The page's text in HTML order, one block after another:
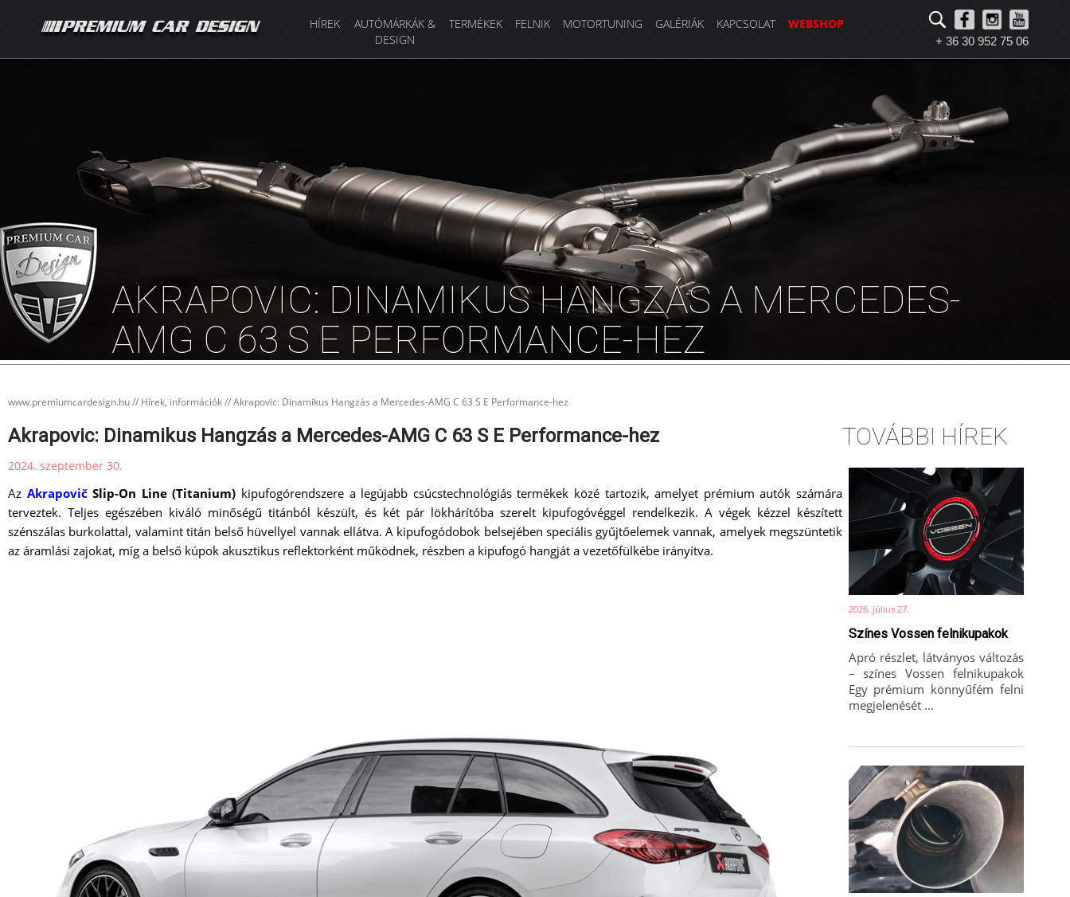
HÍREK
AUTÓMÁRKÁK &
DESIGN
TERMÉKEK FELNIK MOTORTUNING GALÉRIÁK KAPCSOLAT WEBSHOP
+ 36 30 952 75 06
AKRAPOVIC: DINAMIKUS HANGZÁS A MERCEDES-
AMG C 63 S E PERFORMANCE-HEZ
www.premiumcardesign.hu// Hírek, információk//Akrapovic: Dinamikus Hangzás a Mercedes-AMG C 63 S E Performance-hez
Akrapovic: Dinamikus Hangzás a Mercedes-AMG C 63 S E Performance-hez
2024. szeptember 30.
Az AkrapovičSlip-On Line (Titanium) kipufogórendszere a legújabb csúcstechnológiás termékek közé tartozik, amelyet prémium autók számára
terveztek. Teljes egészében kiváló minőségű titánból készült, és két pár lökhárítóba szerelt kipufogóvéggel rendelkezik. A végek kézzel készített
szénszálas burkolattal, valamint titán belső hüvellyel vannak ellátva. A kipufogódobok belsejében speciális gyűjtőelemek vannak, amelyek megszüntetik
az áramlási zajokat, míg a belső kúpok akusztikus reflektorként működnek, részben a kipufogó hangját a vezetőfülkébe irányítva.
TOVÁBBI HÍREK
2026. július 27.
Színes Vossen felnikupakok
Apró részlet, látványos változás
– színes Vossen felnikupakok
Egy prémium könnyűfém felni
megjelenését ...